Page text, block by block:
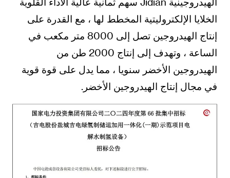
الخلايا الإلكتروليتية المخطط لها ، مع القدرة على
إنتاج الهيدروجين تصل إلى 8000 متر مكعب في
الساعة ، وتهدف إلى إنتاج 2000 طن من
الهيدروجين الأخضر سنويا ، مما يدل على قوة قوية
في مجال إنتاج الهيدروجين الأخضر.